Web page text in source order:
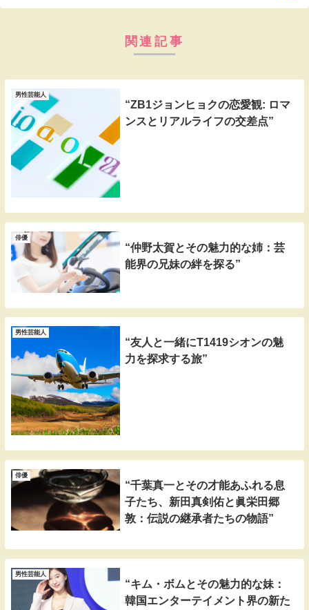
関連記事
男性芸能人
“ZB1ジョンヒョクの恋愛観: ロマ
ンスとリアルライフの交差点”
俳優
“仲野太賀とその魅力的な姉：芸
能界の兄妹の絆を探る”
男性芸能人
“友人と一緒にT1419シオンの魅
力を探求する旅”
俳優
“千葉真一とその才能あふれる息
子たち、新田真剣佑と眞栄田郷
敦：伝説の継承者たちの物語”
男性芸能人
“キム・ボムとその魅力的な妹：
韓国エンターテイメント界の新た